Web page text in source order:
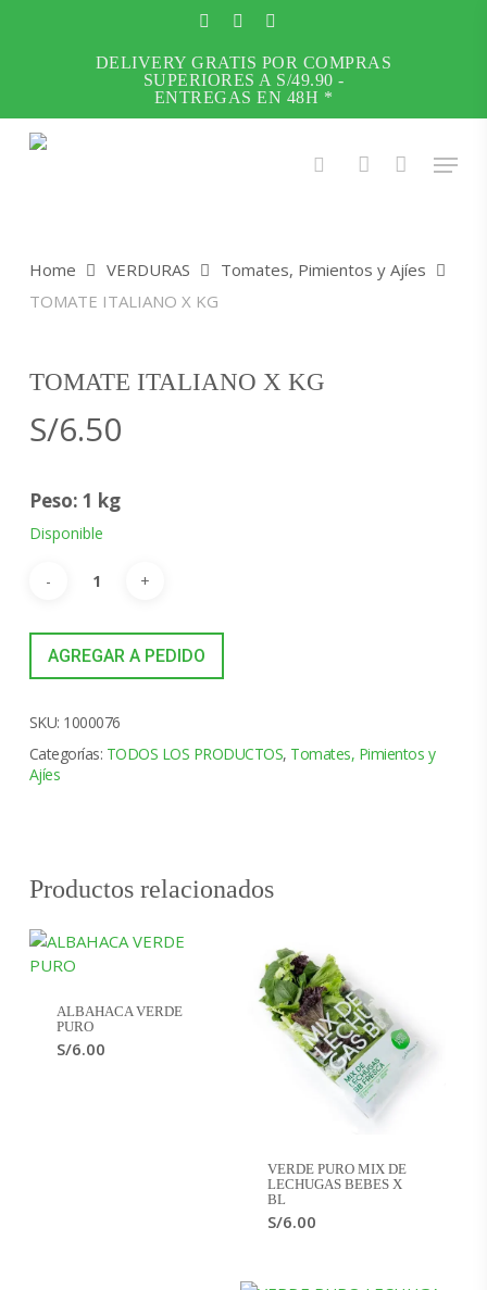
DELIVERY GRATIS POR COMPRAS
SUPERIORES A S/49.90 -
ENTREGAS EN 48H *
searchaccount
Menu
Home VERDURAS
Tomates, Pimientos y Ajíes
TOMATE ITALIANO X KG
TOMATE ITALIANO X KG
S/6.50
Peso: 1 kg
Disponible
AGREGAR A PEDIDO
SKU: 1000076
Categorías: TODOS LOS PRODUCTOS, Tomates, Pimientos y
Ajíes
Productos relacionados
ALBAHACA VERDE
PURO
S/6.00
VERDE PURO MIX DE
LECHUGAS BEBES X
BL
S/6.00